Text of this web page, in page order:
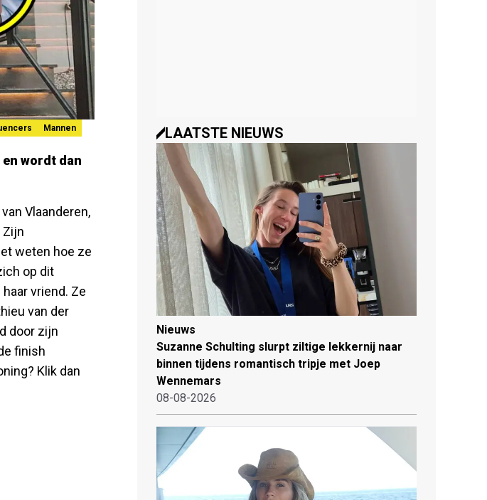
Mannen
wordt dan
Vlaanderen,
Zijn
weten hoe ze
op dit
vriend. Ze
van der
door zijn
finish
Klik dan
LAATSTE NIEUWS
Nieuws
Suzanne Schulting slurpt ziltige lekkernij naar
binnen tijdens romantisch tripje met Joep
Wennemars
08-08-2026